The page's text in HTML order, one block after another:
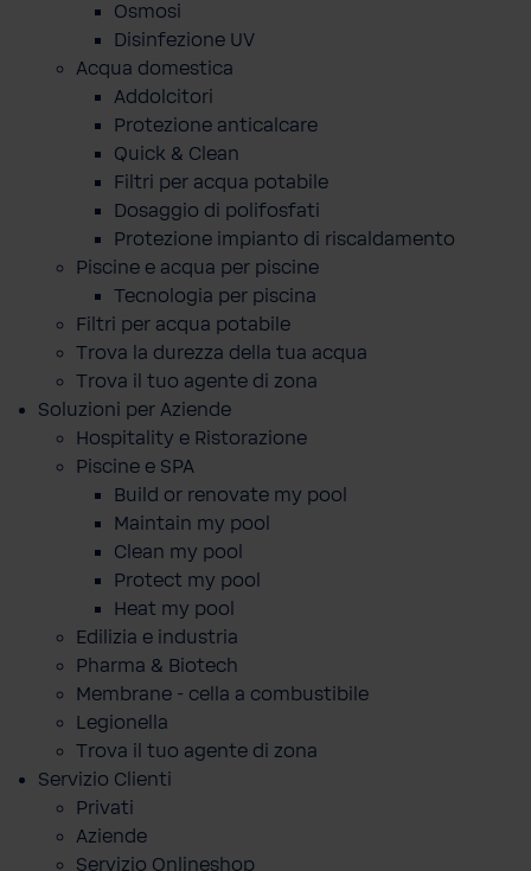
Osmosi
Disinfezione UV
Acqua domestica
Addolcitori
Protezione anticalcare
Quick & Clean
Filtri per acqua potabile
Dosaggio di polifosfati
Protezione impianto di riscaldamento
Piscine e acqua per piscine
Tecnologia per piscina
Filtri per acqua potabile
Trova la durezza della tua acqua
Trova il tuo agente di zona
Soluzioni per Aziende
Hospitality e Ristorazione
Piscine e SPA
Build or renovate my pool
Maintain my pool
Clean my pool
Protect my pool
Heat my pool
Edilizia e industria
Pharma & Biotech
Membrane - cella a combustibile
Legionella
Trova il tuo agente di zona
Servizio Clienti
Privati
Aziende
Servizio Onlineshop